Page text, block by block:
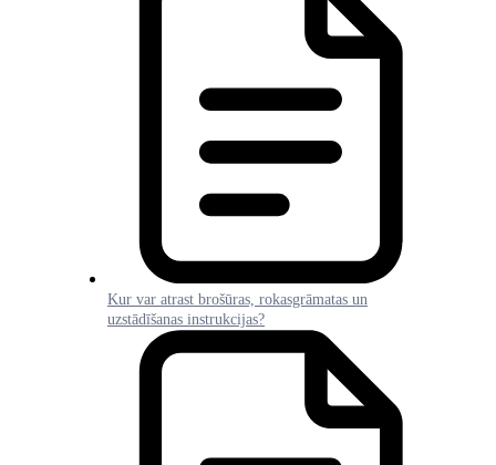
Kur var atrast brošūras, rokasgrāmatas un
uzstādīšanas instrukcijas?